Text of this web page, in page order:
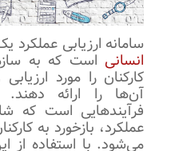
سامانه ارزیابی عملکرد
انسانی است که به
کارکنان را مورد
آن‌ها را ارائه
فرآیندهایی است که
عملکرد، بازخورد به
می‌شود. با استفاده از